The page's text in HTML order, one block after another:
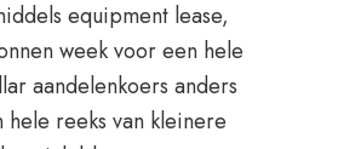
equipment lease,
week voor een hele
aandelenkoers anders
reeks van kleinere